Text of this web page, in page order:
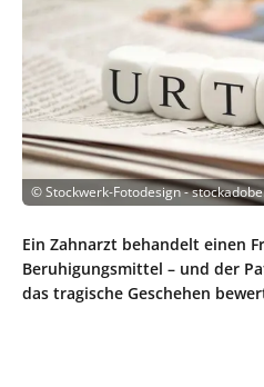
©Stockwerk-Fotodesign -
Ein Zahnarzt behandelt einen
Beruhigungsmittel – und der
das tragische Geschehen